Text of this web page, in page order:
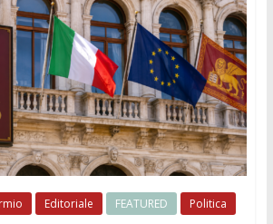
Editoriale FEATURED Politica